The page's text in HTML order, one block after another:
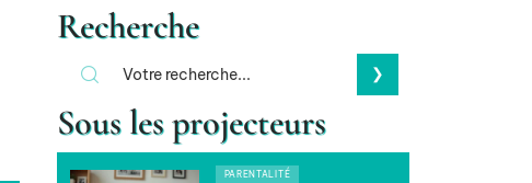
Recherche
Sous les projecteurs
PARENTALITÉ